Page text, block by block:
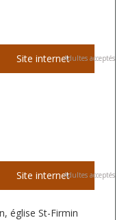
Site internetAdultes acceptés
Site internet
église St-Firmin
Adultes acceptés